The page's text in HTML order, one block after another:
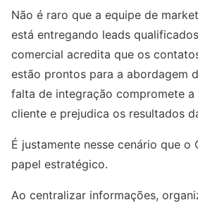
Não é raro que a equipe de
está entregando leads
comercial acredita que os
estão prontos para a abordagem
falta de integração compromete a
cliente e prejudica os resultados
É justamente nesse cenário que o
papel estratégico.
Ao centralizar informações,